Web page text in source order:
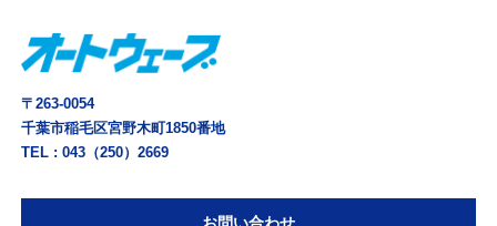
〒263-0054
千葉市稲毛区宮野木町1850番地
TEL :043（250）2669